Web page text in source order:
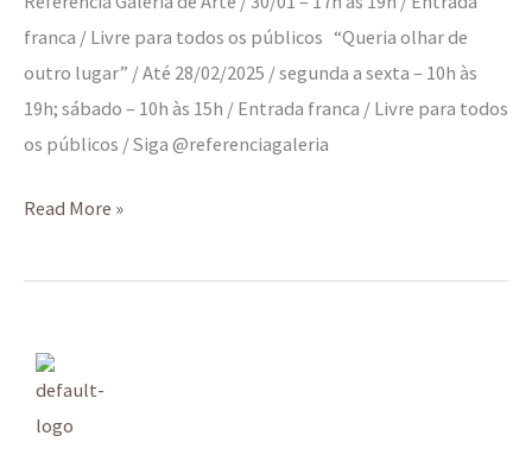
franca / Livre para todos os públicos “Queria olhar de
outro lugar” / Até 28/02/2025 / segunda a sexta – 10h às
19h; sábado – 10h às 15h / Entrada franca / Livre para todos
os públicos / Siga @referenciagaleria
Read More »